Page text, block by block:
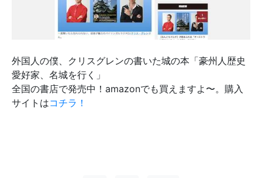
外国人の僕、クリスグレンの書いた城の本「豪州人歴史
愛好家、名城を行く」
全国の書店で発売中！amazonでも買えますよ〜。購入
サイトはコチラ！